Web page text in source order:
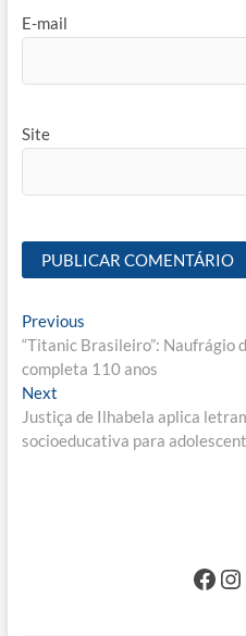
E-mail
Site
Navegação
de
Post
PreviousPrevious
post:
“Titanic Brasileiro”: Naufrágio
completa 110 anos
NextNext
post:
Justiça de Ilhabela aplica
socioeducativa para